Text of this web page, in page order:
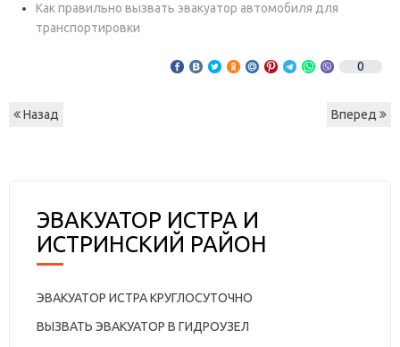
Как правильно вызвать эвакуатор автомобиля для
транспортировки
0
Назад Вперед
ЭВАКУАТОР ИСТРА И
ИСТРИНСКИЙ РАЙОН
ЭВАКУАТОР ИСТРА КРУГЛОСУТОЧНО
ВЫЗВАТЬ ЭВАКУАТОР В ГИДРОУЗЕЛ